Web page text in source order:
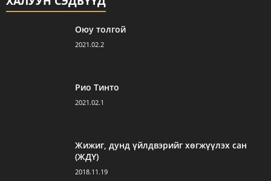
Оюу толгой
2021.02.2
Рио Тинто
2021.02.1
Жижиг, дунд үйлдвэрийг хөгжүүлэх сан
(ЖДҮ)
2018.11.19